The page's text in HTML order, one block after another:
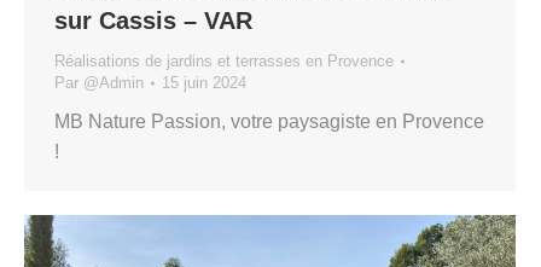
sur Cassis – VAR
Réalisations de jardins et terrasses en Provence
Par @Admin 15 juin 2024
MB Nature Passion, votre paysagiste en Provence
!